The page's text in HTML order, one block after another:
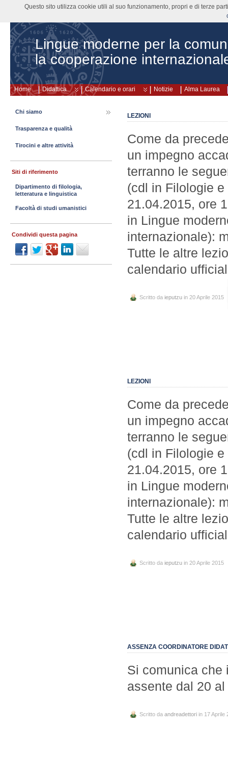
Lingue moderne per la
la cooperazione
Home Didattica Calendario e orari Notizie Alma Laurea
LEZIONI
Come da
un impegno
terranno le
(cdl in Filologie
21.04.2015, ore
in Lingue
internazionale):
Tutte le altre
calendario
Scritto da ieputzu in 20 Aprile 2015
LEZIONI
Come da
un impegno
terranno le
(cdl in Filologie
21.04.2015, ore
in Lingue
internazionale):
Tutte le altre
calendario
Scritto da ieputzu in 20 Aprile 2015
ASSENZA COORDINATORE
Si comunica che
assente dal 20
Scritto da andreadettori in 17 Aprile
Chi siamo
Trasparenza e qualità
Tirocini e altre attività
Siti di riferimento
Dipartimento di filologia,
letteratura e linguistica
Facoltà di studi umanistici
Condividi questa pagina
Questo sito utilizza cookie utili al suo funzionamento, propri e di terze